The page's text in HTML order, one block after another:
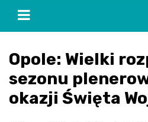
Opole: Wielki
sezonu
okazji Święta